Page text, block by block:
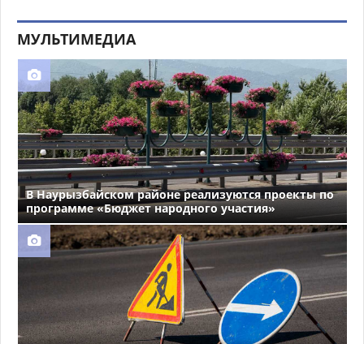
МУЛЬТИМЕДИА
В Наурызбайском районе реализуются проекты по
программе «Бюджет народного участия»